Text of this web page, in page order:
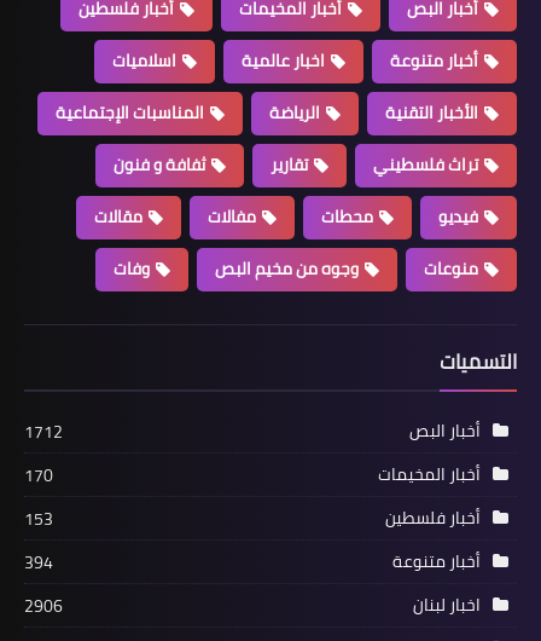
قصف محيطه وسط تصاعد النزوح وارتفاع
المناشدات لـ "أونروا"
قوات الأمن الوطني قيادة منطقة صور
تلتقي السفير الأسعد في سفارة دولة
فلسطين
أخبار البص أخبار المخيمات
أخبار فلسطين
أخبار متنوعة
اخبار عالمية
اسلاميات
الأخبار التقنية
الرياضة
المناسبات الإجتماعية
تراث فلسطيني
تقارير
ثفافة و فنون
فيديو
محطات مفالات
مقالات
منوعات
وجوه من مخيم البص وفات
التسميات
أخبار البص
1712
أخبار المخيمات
170
أخبار فلسطين
153
أخبار متنوعة
394
اخبار لبنان
2906